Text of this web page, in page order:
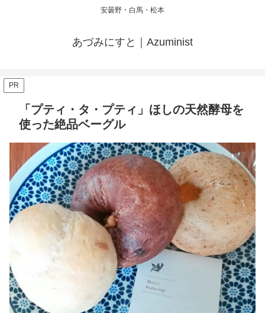
安曇野・白馬・松本
あづみにすと｜Azuminist
PR
「プティ・タ・プティ」ほしの天然酵母を
使った絶品ベーグル